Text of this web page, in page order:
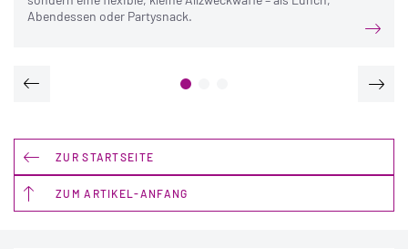
Abendessen oder Partysnack.
ZUR STARTSEITE
ZUM ARTIKEL-ANFANG